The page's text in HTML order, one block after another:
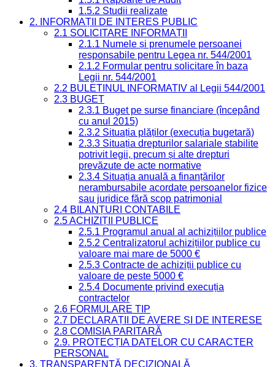
1.5.2 Studii realizate
2. INFORMAȚII DE INTERES PUBLIC
2.1 SOLICITARE INFORMAȚII
2.1.1 Numele și prenumele persoanei
responsabile pentru Legea nr. 544/2001
2.1.2 Formular pentru solicitare în baza
Legii nr. 544/2001
2.2 BULETINUL INFORMATIV al Legii 544/2001
2.3 BUGET
2.3.1 Buget pe surse financiare (începând
cu anul 2015)
2.3.2 Situația plăților (execuția bugetară)
2.3.3 Situația drepturilor salariale stabilite
potrivit legii, precum și alte drepturi
prevăzute de acte normative
2.3.4 Situația anuală a finanțărilor
nerambursabile acordate persoanelor fizice
sau juridice fără scop patrimonial
2.4 BILANȚURI CONTABILE
2.5 ACHIZIȚII PUBLICE
2.5.1 Programul anual al achizițiilor publice
2.5.2 Centralizatorul achizițiilor publice cu
valoare mai mare de 5000 €
2.5.3 Contracte de achiziții publice cu
valoare de peste 5000 €
2.5.4 Documente privind execuția
contractelor
2.6 FORMULARE TIP
2.7 DECLARAȚII DE AVERE ȘI DE INTERESE
2.8 COMISIA PARITARĂ
2.9. PROTECȚIA DATELOR CU CARACTER
PERSONAL
3. TRANSPARENȚĂ DECIZIONALĂ